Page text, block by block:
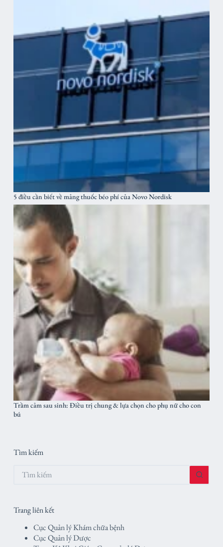
5 điều cần biết về mảng thuốc béo phí của Novo Nordisk
Trầm cảm sau sinh: Điều trị chung & lựa chọn cho phụ nữ cho con
bú
Tìm kiếm
Không
Trang liên kết
Cục Quản lý Khám chữa bệnh
Cục Quản lý Dược